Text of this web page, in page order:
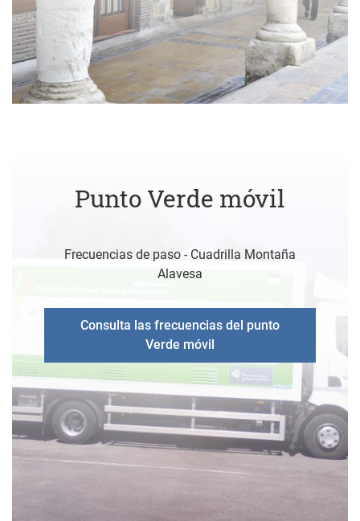
Punto Verde móvil
Frecuencias de paso - Cuadrilla Montaña
Alavesa
Consulta las frecuencias del punto
Verde móvil